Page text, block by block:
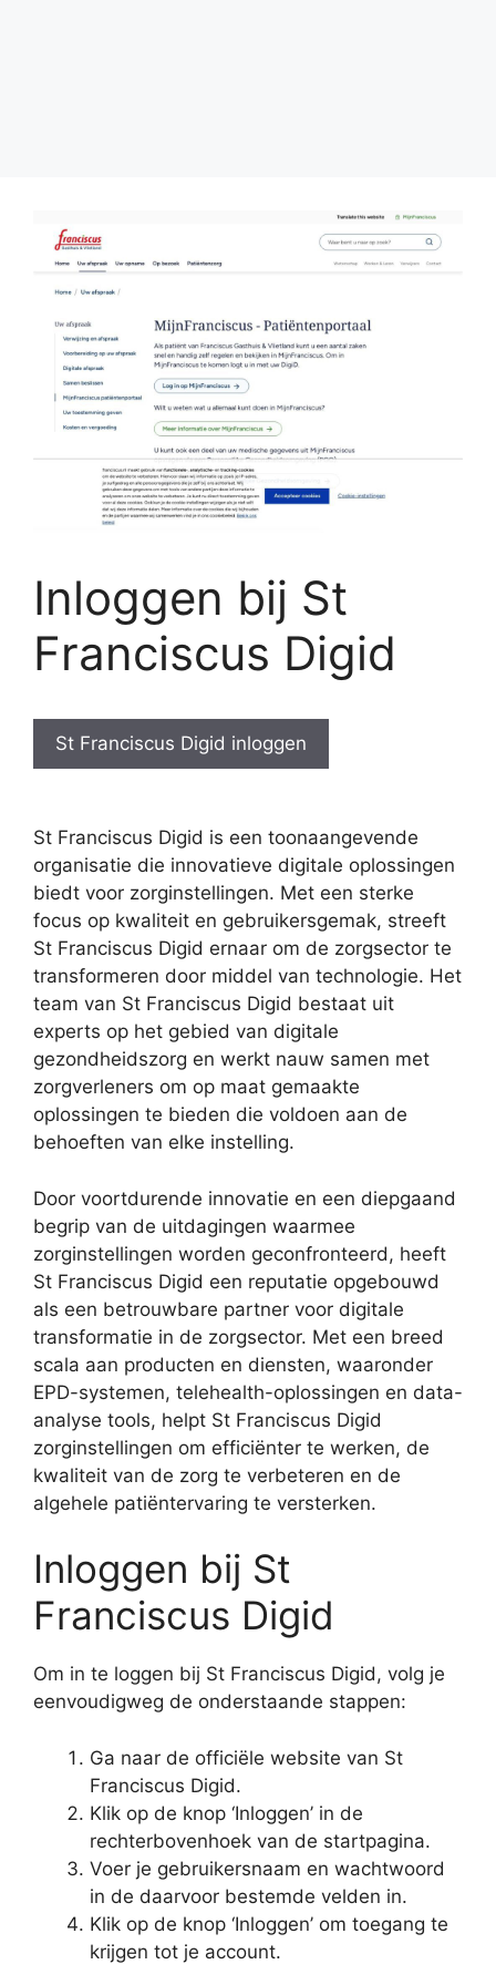
Inloggen bij St
Franciscus Digid
St Franciscus Digid inloggen
St Franciscus Digid is een toonaangevende
organisatie die innovatieve digitale oplossingen
biedt voor zorginstellingen. Met een sterke
focus op kwaliteit en gebruikersgemak, streeft
St Franciscus Digid ernaar om de zorgsector te
transformeren door middel van technologie. Het
team van St Franciscus Digid bestaat uit
experts op het gebied van digitale
gezondheidszorg en werkt nauw samen met
zorgverleners om op maat gemaakte
oplossingen te bieden die voldoen aan de
behoeften van elke instelling.
Door voortdurende innovatie en een diepgaand
begrip van de uitdagingen waarmee
zorginstellingen worden geconfronteerd, heeft
St Franciscus Digid een reputatie opgebouwd
als een betrouwbare partner voor digitale
transformatie in de zorgsector. Met een breed
scala aan producten en diensten, waaronder
EPD-systemen, telehealth-oplossingen en data-
analyse tools, helpt St Franciscus Digid
zorginstellingen om efficiënter te werken, de
kwaliteit van de zorg te verbeteren en de
algehele patiëntervaring te versterken.
Inloggen bij St
Franciscus Digid
Om in te loggen bij St Franciscus Digid, volg je
eenvoudigweg de onderstaande stappen:
Ga naar de officiële website van St
Franciscus Digid.
Klik op de knop ‘Inloggen’ in de
rechterbovenhoek van de startpagina.
Voer je gebruikersnaam en wachtwoord
in de daarvoor bestemde velden in.
Klik op de knop ‘Inloggen’ om toegang te
krijgen tot je account.